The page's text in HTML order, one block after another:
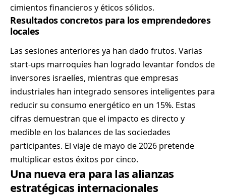
cimientos financieros y éticos sólidos.
Resultados concretos para los emprendedores
locales
Las sesiones anteriores ya han dado frutos. Varias
start-ups marroquíes han logrado levantar fondos de
inversores israelíes, mientras que empresas
industriales han integrado sensores inteligentes para
reducir su consumo energético en un 15%. Estas
cifras demuestran que el impacto es directo y
medible en los balances de las sociedades
participantes. El viaje de mayo de 2026 pretende
multiplicar estos éxitos por cinco.
Una nueva era para las alianzas
estratégicas internacionales